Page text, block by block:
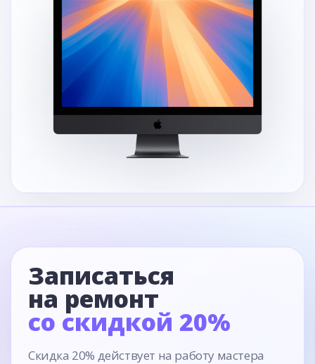
Записаться
на ремонт
со скидкой 20%
Скидка 20% действует на работу мастера